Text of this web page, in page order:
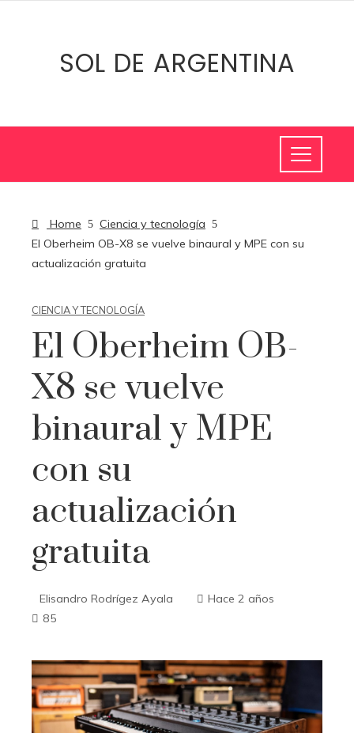
SOL DE ARGENTINA
Home
Ciencia y tecnología
El Oberheim OB-X8 se vuelve binaural y MPE con su
actualización gratuita
CIENCIA Y TECNOLOGÍA
El Oberheim OB-
X8 se vuelve
binaural y MPE
con su
actualización
gratuita
Elisandro Rodrígez Ayala
Hace 2 años
85